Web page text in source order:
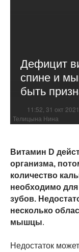
Дефицит
спине и
быть
11:52, 31 окт 2021
Телицына Нина
Витамин D
организма,
количество
необходимо для
зубов.
несколько
мышцы.
Недостаток